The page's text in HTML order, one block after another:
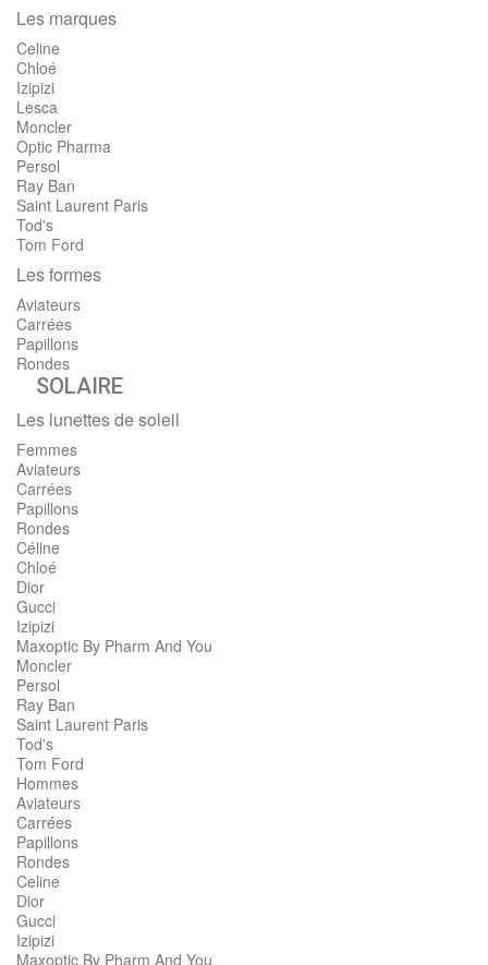
Les marques
Celine
Chloé
Izipizi
Lesca
Moncler
Optic Pharma
Persol
Ray Ban
Saint Laurent Paris
Tod's
Tom Ford
Les formes
Aviateurs
Carrées
Papillons
Rondes
SOLAIRE
Les lunettes de soleil
Femmes
Aviateurs
Carrées
Papillons
Rondes
Céline
Chloé
Dior
Gucci
Izipizi
Maxoptic By Pharm And You
Moncler
Persol
Ray Ban
Saint Laurent Paris
Tod's
Tom Ford
Hommes
Aviateurs
Carrées
Papillons
Rondes
Celine
Dior
Gucci
Izipizi
Maxoptic By Pharm And You